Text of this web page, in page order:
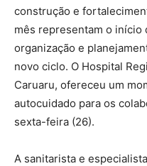
construção e
mês representam o início
organização e
novo ciclo. O Hospital
Caruaru, ofereceu um
autocuidado para os
sexta-feira (26).
A sanitarista e